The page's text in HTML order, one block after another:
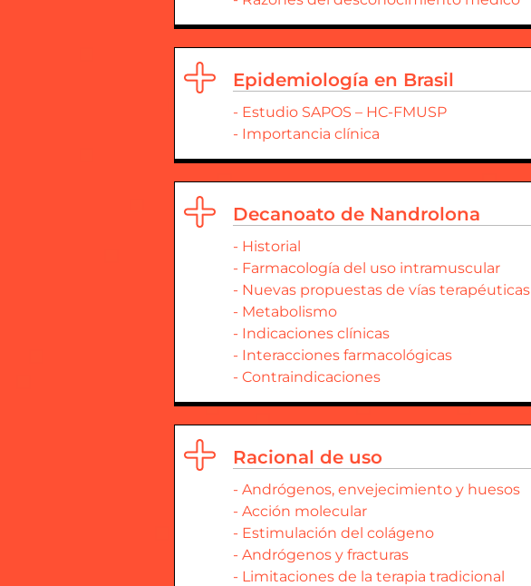
Epidemiología en Brasil
- Estudio SAPOS – HC-FMUSP
- Importancia clínica
Decanoato de Nandrolona
- Historial
- Farmacología del uso intramuscular
- Nuevas propuestas de vías terapéuticas
- Metabolismo
- Indicaciones clínicas
- Interacciones farmacológicas
- Contraindicaciones
Racional de uso
- Andrógenos, envejecimiento y huesos
- Acción molecular
- Estimulación del colágeno
- Andrógenos y fracturas
- Limitaciones de la terapia tradicional